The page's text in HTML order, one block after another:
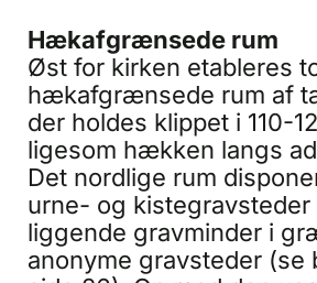
Hækafgrænsede rum
Øst for kirken etableres
hækafgrænsede rum af
der holdes klippet i 110-
ligesom hækken langs
Det nordlige rum
urne- og kistegravsteder
liggende gravminder i
anonyme gravsteder (se